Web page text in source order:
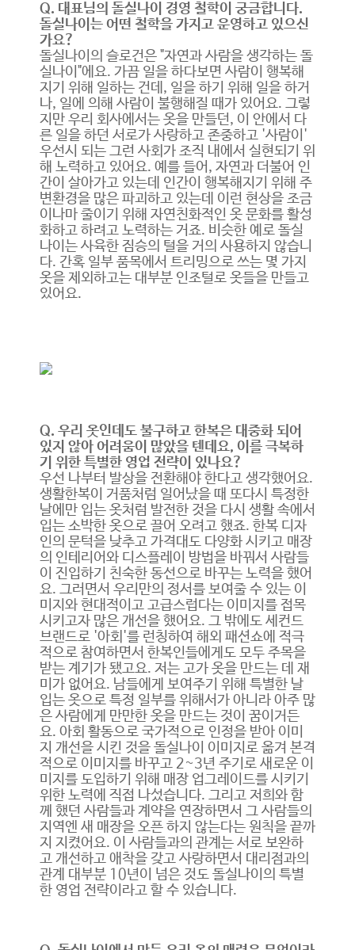
Q. 대표님의 돌실나이 경영 철학이 궁금합니다.
돌실나이는 어떤 철학을 가지고 운영하고 있으신
가요?
돌실나이의 슬로건은 "자연과 사람을 생각하는 돌
실나이"에요. 가끔 일을 하다보면 사람이 행복해
지기 위해 일하는 건데, 일을 하기 위해 일을 하거
나, 일에 의해 사람이 불행해질 때가 있어요. 그렇
지만 우리 회사에서는 옷을 만들던, 이 안에서 다
른 일을 하던 서로가 사랑하고 존중하고 '사람이'
우선시 되는 그런 사회가 조직 내에서 실현되기 위
해 노력하고 있어요. 예를 들어, 자연과 더불어 인
간이 살아가고 있는데 인간이 행복해지기 위해 주
변환경을 많은 파괴하고 있는데 이런 현상을 조금
이나마 줄이기 위해 자연친화적인 옷 문화를 활성
화하고 하려고 노력하는 거죠. 비슷한 예로 돌실
나이는 사육한 짐승의 털을 거의 사용하지 않습니
다. 간혹 일부 품목에서 트리밍으로 쓰는 몇 가지
옷을 제외하고는 대부분 인조털로 옷들을 만들고
있어요.
Q. 우리 옷인데도 불구하고 한복은 대중화 되어
있지 않아 어려움이 많았을 텐데요, 이를 극복하
기 위한 특별한 영업 전략이 있나요?
우선 나부터 발상을 전환해야 한다고 생각했어요.
생활한복이 거품처럼 일어났을 때 또다시 특정한
날에만 입는 옷처럼 발전한 것을 다시 생활 속에서
입는 소박한 옷으로 끌어 오려고 했죠. 한복 디자
인의 문턱을 낮추고 가격대도 다양화 시키고 매장
의 인테리어와 디스플레이 방법을 바꿔서 사람들
이 진입하기 친숙한 동선으로 바꾸는 노력을 했어
요. 그러면서 우리만의 정서를 보여줄 수 있는 이
미지와 현대적이고 고급스럽다는 이미지를 접목
시키고자 많은 개선을 했어요. 그 밖에도 세컨드
브랜드로 '아회'를 런칭하여 해외 패션쇼에 적극
적으로 참여하면서 한복인들에게도 모두 주목을
받는 계기가 됐고요. 저는 고가 옷을 만드는 데 재
미가 없어요. 남들에게 보여주기 위해 특별한 날
입는 옷으로 특정 일부를 위해서가 아니라 아주 많
은 사람에게 만만한 옷을 만드는 것이 꿈이거든
요. 아회 활동으로 국가적으로 인정을 받아 이미
지 개선을 시킨 것을 돌실나이 이미지로 옮겨 본격
적으로 이미지를 바꾸고 2~3년 주기로 새로운 이
미지를 도입하기 위해 매장 업그레이드를 시키기
위한 노력에 직접 나섰습니다. 그리고 저희와 함
께 했던 사람들과 계약을 연장하면서 그 사람들의
지역엔 새 매장을 오픈 하지 않는다는 원칙을 끝까
지 지켰어요. 이 사람들과의 관계는 서로 보완하
고 개선하고 애착을 갖고 사랑하면서 대리점과의
관계 대부분 10년이 넘은 것도 돌실나이의 특별
한 영업 전략이라고 할 수 있습니다.